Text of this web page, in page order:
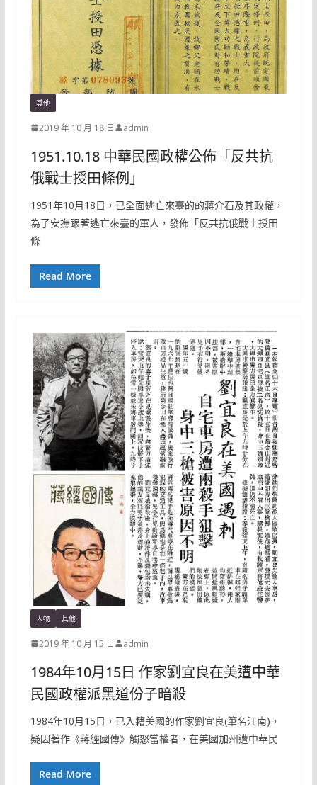
其他
2019 年 10 月 18 日 admin
1951.10.18 中華民國政權公佈「反共抗
俄戰士授田條例」
1951年10月18日，已全面逃亡來臺的的蔣介石及其政權，
為了安撫跟著逃亡來臺的軍人，發佈「反共抗俄戰士授田
條
Read More
人物 其他
2019 年 10 月 15 日 admin
1984年10月15日 作家劉宜良在美遭中華
民國政權派黑道份子暗殺
1984年10月15日，已入籍美國的作家劉宜良(筆名江南)，
疑因著作《蔣經國傳》觸怒當權者，在美國加州遭中華民
Read More